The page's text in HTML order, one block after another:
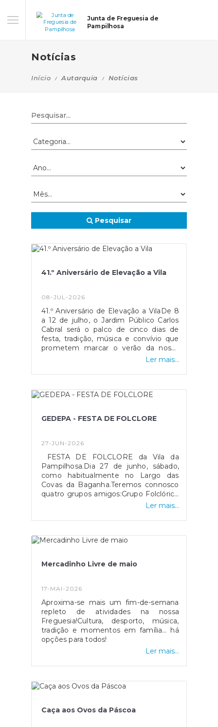
Junta de Freguesia de
Pampilhosa
Notícias
Início Autarquia Notícias
Pesquisar
41.º Aniversário de Elevação a Vila
08-JUL-2026
41.º Aniversário de Elevação a VilaDe 8
a 12 de julho, o Jardim Público Carlos
Cabral será o palco de cinco dias de
festa, tradição, música e convívio que
prometem marcar o verão da nossa
Freguesia! Cartaz:08.07 | aCIDJazz
Aguarela de Memórias - Filarmónica
DJ11.07 | Jogos Sem Fronteiras
Pampilhosa Grupo Regional da
BebesExpositoresProdutos
idadesOrganização: JF de
PampilhosaApoio: CM da Mealhada,
Empresas locais e Associações da
Freguesia
Ler mais...
GEDEPA - FESTA DE FOLCLORE
27-JUN-2026
FESTA DE FOLCLORE da Vila da
Pampilhosa.Dia 27 de junho, sábado,
como habitualmente no Largo das
Covas da Baganha.Teremos connosco
quatro grupos amigos:Grupo Folclórico
de Santa Eulália - Vizela (@Gf Santa
da Beira - SeiaGrupo Etnográfico
AbrantesGrupo Folclorico Etnografico
Ler mais...
Mercadinho Livre de maio
17-MAI-2026
Aproxima-se mais um fim-de-semana
repleto de atividades na nossa
Freguesia!Cultura, desporto, música,
tradição e momentos em família… há
opções para todos!
Ler mais...
Caça aos Ovos da Páscoa